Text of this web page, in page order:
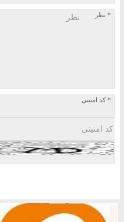
* نظر
* کد امنیتی